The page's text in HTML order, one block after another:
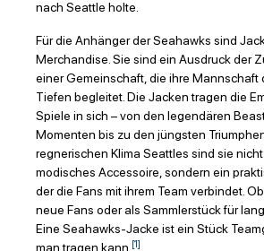
nach Seattle holte.
Für die Anhänger der Seahawks sind
Merchandise. Sie sind ein Ausdruck der
einer Gemeinschaft, die ihre Mannschaft
Tiefen begleitet. Die Jacken tragen die
Spiele in sich – von den legendären
Momenten bis zu den jüngsten
regnerischen Klima Seattles sind sie
modisches Accessoire, sondern ein
der die Fans mit ihrem Team verbindet.
neue Fans oder als Sammlerstück für
Eine Seahawks-Jacke ist ein Stück
man tragen kann [1].